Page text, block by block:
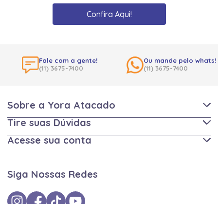
Confira Aqui!
Fale com a gente!
(11) 3675-7400
Ou mande pelo whats!
(11) 3675-7400
Sobre a Yora Atacado
Tire suas Dúvidas
Acesse sua conta
Siga Nossas Redes